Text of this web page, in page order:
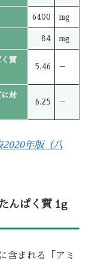
6400 mg
84 mg
質
5.46 －
対
6.25 －
年版（八
んぱく質 1g
含まれる「アミ